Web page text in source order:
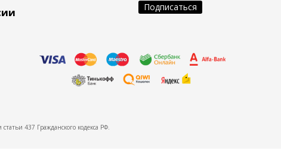
437 Гражданского кодекса РФ.